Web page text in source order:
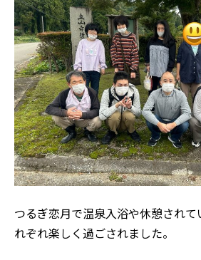
つるぎ恋月で温泉入浴や休憩され
れぞれ楽しく過ごされました。